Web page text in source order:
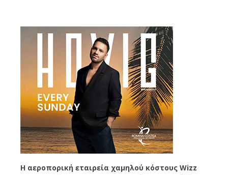
Η αεροπορική εταιρεία χαμηλού κόστους Wizz